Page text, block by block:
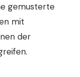
gemusterte
mit
der